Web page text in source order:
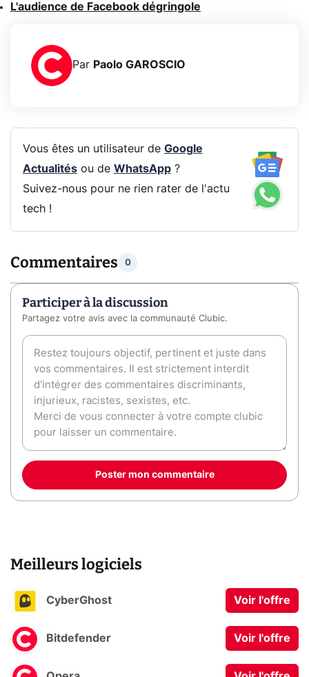
L'audience de Facebook dégringole
Par Paolo GAROSCIO
Vous êtes un utilisateur de Google
Actualitésou de WhatsApp?
Suivez-nous pour ne rien rater de l'actu
tech !
Commentaires 0
Participer à la discussion
Partagez votre avis avec la communauté Clubic.
Poster mon commentaire
Meilleurs logiciels
CyberGhost Voir l'offre
Bitdefender Voir l'offre